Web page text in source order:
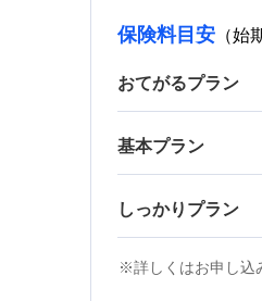
保険料目安 （始
おてがるプラン
基本プラン
しっかりプラン
詳しくはお申し込